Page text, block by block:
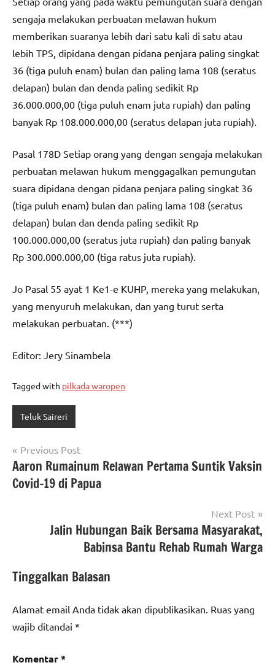
sengaja melakukan perbuatan melawan hukum
memberikan suaranya lebih dari satu kali di satu atau
lebih TPS, dipidana dengan pidana penjara paling singkat
36 (tiga puluh enam) bulan dan paling lama 108 (seratus
delapan) bulan dan denda paling sedikit Rp
36.000.000,00 (tiga puluh enam juta rupiah) dan paling
banyak Rp 108.000.000,00 (seratus delapan juta rupiah).
Pasal 178D Setiap orang yang dengan sengaja melakukan
perbuatan melawan hukum menggagalkan pemungutan
suara dipidana dengan pidana penjara paling singkat 36
(tiga puluh enam) bulan dan paling lama 108 (seratus
delapan) bulan dan denda paling sedikit Rp
100.000.000,00 (seratus juta rupiah) dan paling banyak
Rp 300.000.000,00 (tiga ratus juta rupiah).
Jo Pasal 55 ayat 1 Ke1-e KUHP, mereka yang melakukan,
yang menyuruh melakukan, dan yang turut serta
melakukan perbuatan. (***)
Editor: Jery Sinambela
Tagged with pilkada waropen
Teluk Saireri
Navigasi
pos
Previous Post
Aaron Rumainum Relawan Pertama Suntik Vaksin
Covid-19 di Papua
Next Post
Jalin Hubungan Baik Bersama Masyarakat,
Babinsa Bantu Rehab Rumah Warga
Tinggalkan Balasan
Alamat email Anda tidak akan dipublikasikan. Ruas yang
wajib ditandai *
Komentar*